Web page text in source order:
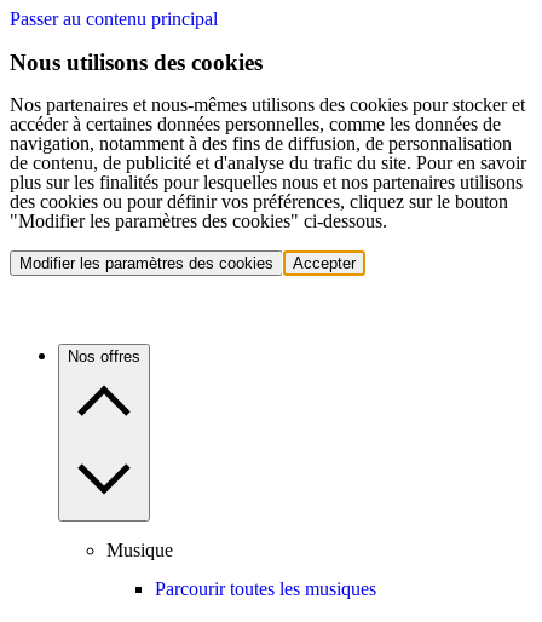
Passer au contenu principal
Nous utilisons des cookies
Nos partenaires et nous-mêmes utilisons des cookies pour stocker et
accéder à certaines données personnelles, comme les données de
navigation, notamment à des fins de diffusion, de personnalisation
de contenu, de publicité et d'analyse du trafic du site. Pour en savoir
plus sur les finalités pour lesquelles nous et nos partenaires utilisons
des cookies ou pour définir vos préférences, cliquez sur le bouton
"Modifier les paramètres des cookies" ci-dessous.
Modifier les paramètres des cookies Accepter
Nos offres
Musique
Parcourir toutes les musiques